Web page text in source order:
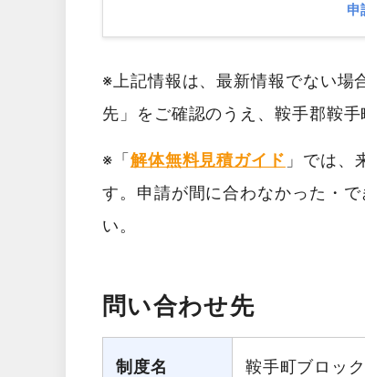
申
※上記情報は、最新情報でない場
先」をご確認のうえ、鞍手郡鞍
※「 解体無料見積ガイド 」では、
す。申請が間に合わなかった・
い。
問い合わせ先
制度名 鞍手町ブロッ